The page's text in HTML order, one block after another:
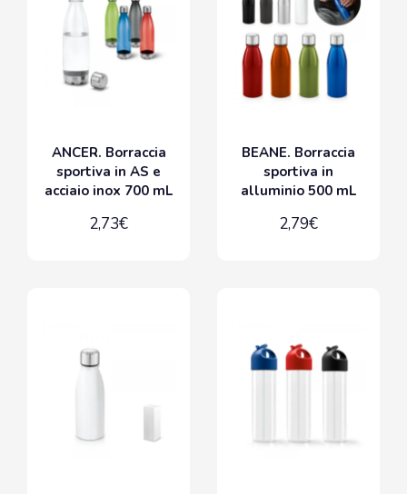
ANCER. Borraccia
sportiva in AS e
acciaio inox 700 mL
2,73€
BEANE. Borraccia
sportiva in
alluminio 500 mL
2,79€